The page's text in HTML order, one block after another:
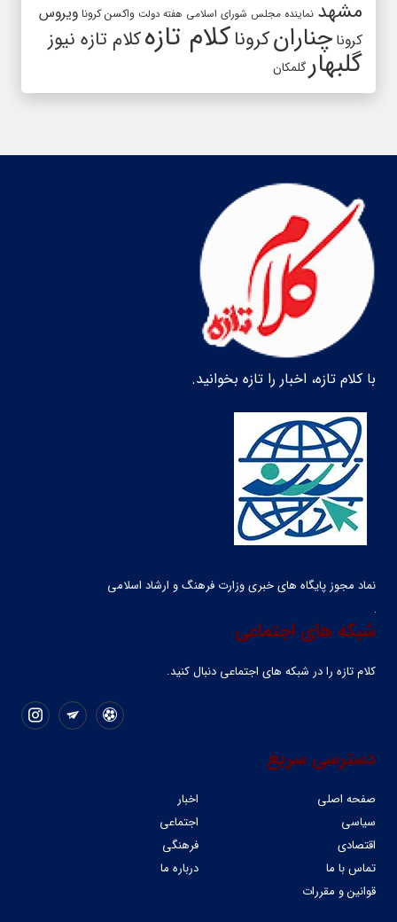
مشهد نماینده مجلس شورای اسلامی هفته دولت واکسن کرونا ویروس
کرونا چنارانکروناکلام تازهکلام تازه نیوز
گلبهارگلمکان
با کلام تازه، اخبار را تازه بخوانید.
نماد مجوز پایگاه های خبری وزارت فرهنگ و ارشاد اسلامی
شبکه های اجتماعی
کلام تازه را در شبکه ‌های اجتماعی دنبال کنید.
دسترسی سریع
صفحه اصلی
اخبار
سیاسی
اجتماعی
اقتصادی
فرهنگی
تماس با ما
درباره ما
قوانین و مقررات